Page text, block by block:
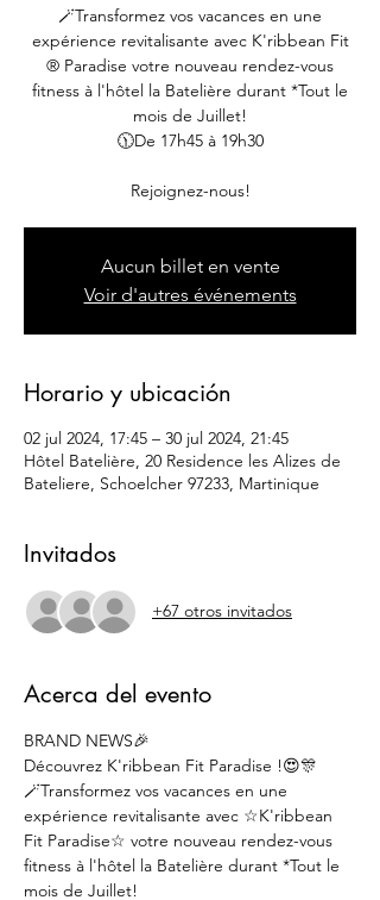
🪄Transformez vos vacances en une
expérience revitalisante avec K'ribbean Fit
® Paradise votre nouveau rendez-vous
fitness à l'hôtel la Batelière durant *Tout le
mois de Juillet!
🕦De 17h45 à 19h30
Rejoignez-nous!
Aucun billet en vente
Voir d'autres événements
Horario y ubicación
02 jul 2024, 17:45 – 30 jul 2024, 21:45
Hôtel Batelière, 20 Residence les Alizes de
Bateliere, Schoelcher 97233, Martinique
Invitados
+67 otros invitados
Acerca del evento
BRAND NEWS🎉
Découvrez K'ribbean Fit Paradise !😍🎊
🪄Transformez vos vacances en une
expérience revitalisante avec ☆K'ribbean
Fit Paradise☆ votre nouveau rendez-vous
fitness à l'hôtel la Batelière durant *Tout le
mois de Juillet!